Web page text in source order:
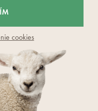
cookies
Zľava 15 %